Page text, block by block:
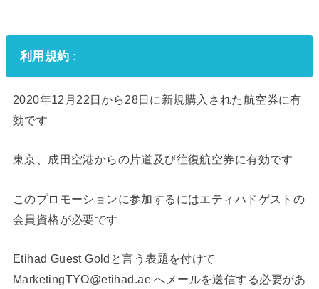
利用規約 :
2020年12月22日から28日に新規購入された航空券に有
効です
東京、成田空港からの片道及び往復航空券に有効です
このプロモーションに参加するにはエティハドゲストの
会員資格が必要です
Etihad Guest Goldと言う表題を付けて
MarketingTYO@etihad.ae へメールを送信する必要があ